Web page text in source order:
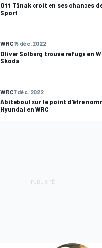
Ott Tänak croit en ses chances
Sport
WRC15 déc. 2022
Oliver Solberg trouve refuge en
Skoda
WRC7 déc. 2022
Abiteboul sur le point d'être
Hyundai en WRC